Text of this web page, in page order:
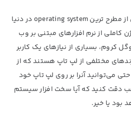
سیستم عامل لینوکس یکی از مطرح ترین operating system در دنیا
از نرم افزارهای مبتنی بر وب
کروم، بسیاری از نیازهای یک کاربر
مختلفی از لپ تاپ هستند که از
می‌توانید آنرا بر روی لپ تاپ خود
دقت کنید که آیا سخت افزار سیستم
بود یا خیر.